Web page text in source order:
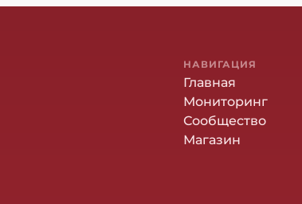
НАВИГАЦИЯ
Главная
Мониторинг
Сообщество
Магазин